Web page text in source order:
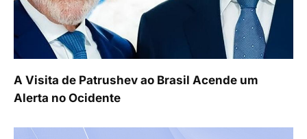
A Visita de Patrushev ao Brasil Acende um
Alerta no Ocidente